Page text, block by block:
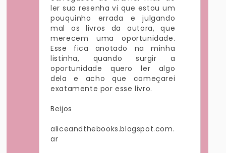
ler sua resenha vi que estou um
pouquinho errada e julgando
mal os livros da autora, que
merecem uma oportunidade.
Esse fica anotado na minha
listinha, quando surgir a
oportunidade quero ler algo
dela e acho que começarei
exatamente por esse livro.
Beijos
aliceandthebooks.blogspot.com.
ar